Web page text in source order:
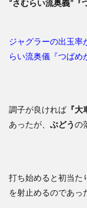
“さむらい流奥義” 『
ジャグラーの出玉率
らい流奥儀『つばめ
調子が良ければ 『大
あったが、 ぶどうの
打ち始めると初当た
を射止めるのであっ